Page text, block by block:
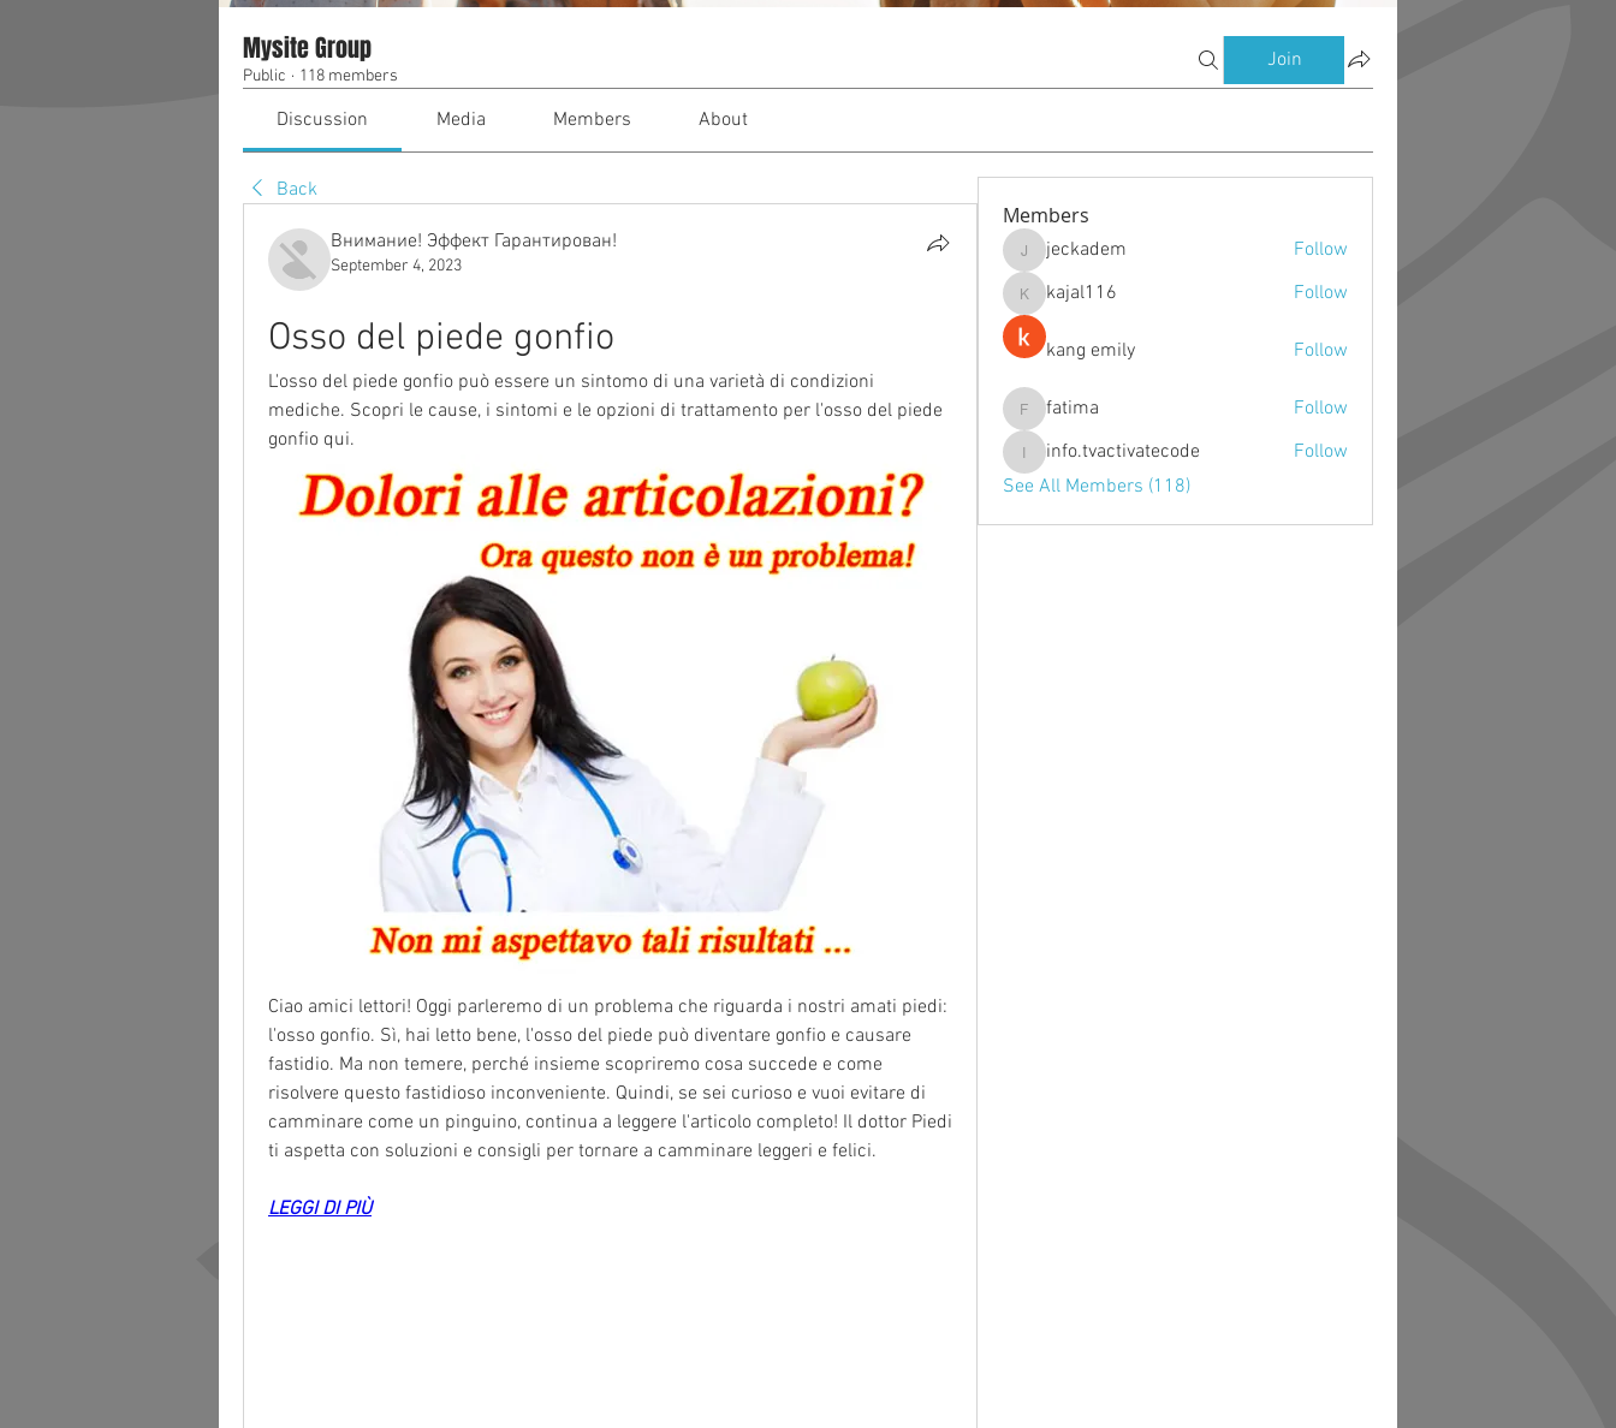
Mysite Group
Public · 118 members
Join
Discussion Media Members About
Back
Внимание! Эффект Гарантирован!
September 4, 2023
Osso del piede gonfio
L'osso del piede gonfio può essere un sintomo di una varietà di condizioni
mediche. Scopri le cause, i sintomi e le opzioni di trattamento per l'osso del piede
gonfio qui.
Ciao amici lettori! Oggi parleremo di un problema che riguarda i nostri amati piedi:
l'osso gonfio. Sì, hai letto bene, l'osso del piede può diventare gonfio e causare
fastidio. Ma non temere, perché insieme scopriremo cosa succede e come
risolvere questo fastidioso inconveniente. Quindi, se sei curioso e vuoi evitare di
camminare come un pinguino, continua a leggere l'articolo completo! Il dottor Piedi
ti aspetta con soluzioni e consigli per tornare a camminare leggeri e felici.
LEGGI DI PIÙ
Members
jeckadem
jeckadem Follow
kajal116
kajal116 Follow
kang emily Follow
fatima
fatima Follow
info.tvactivatecode
info.tvactivatecode
Follow
See All Members (118)